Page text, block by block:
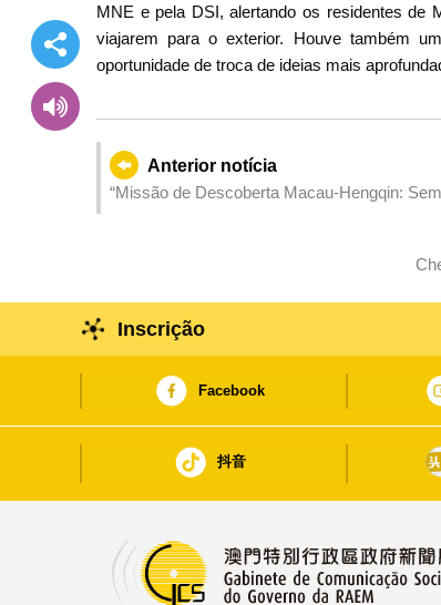
MNE e pela DSI, alertando os residentes de
viajarem para o exterior. Houve também
oportunidade de troca de ideias mais
Anterior notícia
“Missão de Descoberta Macau-Hengqin:
Inscrição
Facebook
抖音